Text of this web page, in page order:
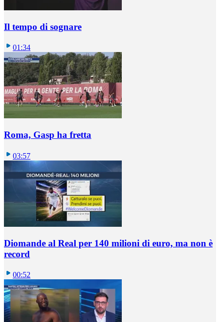
Il tempo di sognare
01:34
Roma, Gasp ha fretta
03:57
Diomande al Real per 140 milioni di euro, ma non è
record
00:52